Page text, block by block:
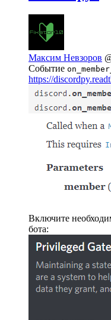
Максим Невзоров
Событие
https://
Включите
бота: